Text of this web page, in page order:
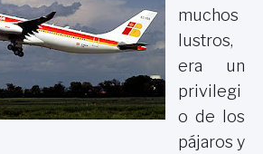
muchos
lustros,
era un
privilegi
o de los
pájaros y